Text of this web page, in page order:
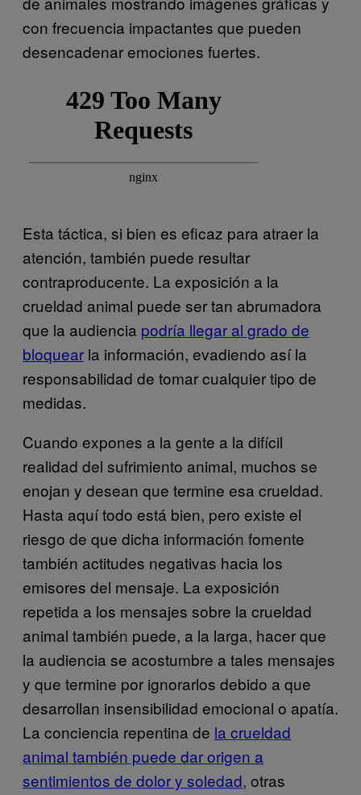
con frecuencia impactantes que pueden
desencadenar emociones fuertes.
Esta táctica, si bien es eficaz para atraer la
atención, también puede resultar
contraproducente. La exposición a la
crueldad animal puede ser tan abrumadora
que la audiencia podría llegar al grado de
bloquear la información, evadiendo así la
responsabilidad de tomar cualquier tipo de
medidas.
Cuando expones a la gente a la difícil
realidad del sufrimiento animal, muchos se
enojan y desean que termine esa crueldad.
Hasta aquí todo está bien, pero existe el
riesgo de que dicha información fomente
también actitudes negativas hacia los
emisores del mensaje. La exposición
repetida a los mensajes sobre la crueldad
animal también puede, a la larga, hacer que
la audiencia se acostumbre a tales mensajes
y que termine por ignorarlos debido a que
desarrollan insensibilidad emocional o apatía.
La conciencia repentina de la crueldad
animal también puede dar origen a
sentimientos de dolor y soledad, otras